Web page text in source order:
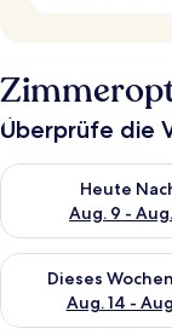
Überprüfe die
Heute
Aug. 9 -
Überprüfe die
Dieses
Aug. 14 -
Überprüfe die